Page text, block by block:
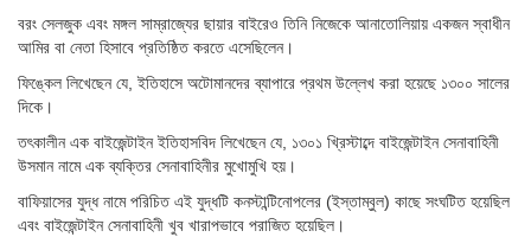
বরং সেলজুক এবং মঙ্গল সাম্রাজ্যের ছায়ার বাইরেও তিনি নিজেকে আনাতোলিয়ায় একজন স্বাধীন
আমির বা নেতা হিসাবে প্রতিষ্ঠিত করতে এসেছিলেন।
ফিঙ্কেল লিখেছেন যে, ইতিহাসে অটোমানদের ব্যাপারে প্রথম উল্লেখ করা হয়েছে ১৩০০ সালের
দিকে।
তৎকালীন এক বাইজেন্টাইন ইতিহাসবিদ লিখেছেন যে, ১৩০১ খ্রিস্টাব্দে বাইজেন্টাইন সেনাবাহিনী
উসমান নামে এক ব্যক্তির সেনাবাহিনীর মুখোমুখি হয়।
বাফিয়াসের যুদ্ধ নামে পরিচিত এই যুদ্ধটি কনস্টান্টিনোপলের (ইস্তাম্বুল) কাছে সংঘটিত হয়েছিল
এবং বাইজেন্টাইন সেনাবাহিনী খুব খারাপভাবে পরাজিত হয়েছিল।